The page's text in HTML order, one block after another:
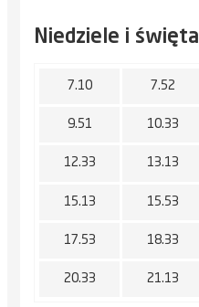
Niedziele i święta
7.10 7.52
9.51 10.33
12.33 13.13
15.13 15.53
17.53 18.33
20.33 21.13